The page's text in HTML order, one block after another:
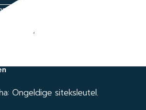
Ongeldige siteksleutel.